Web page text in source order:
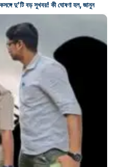
দু’টি বড় সুখবর! কী ঘোষণা হল, জানুন